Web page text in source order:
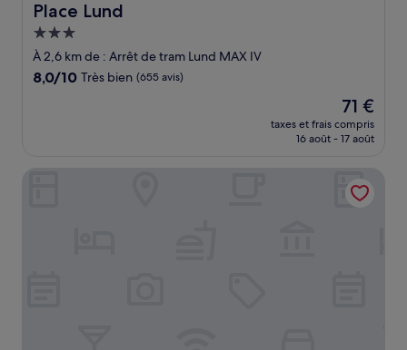
Place Lund
Place Lund
Hébergement
3.0 étoiles
À 2,6 km de : Arrêt de tram Lund MAX IV
8.0
8,0/10 Très bien (655 avis)
Le
nouveau
prix
de
71 €
71 €
taxes et frais compris
16 août - 17 août